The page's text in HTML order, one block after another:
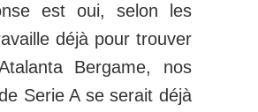
est oui, selon les
déjà pour trouver
Bergame, nos
Serie A se serait déjà